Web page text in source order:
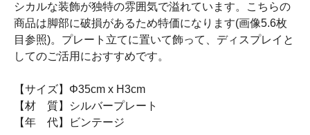
シカルな装飾が独特の雰囲気で溢れています。こちらの
商品は脚部に破損があるため特価になります(画像5.6枚
目参照)。プレート立てに置いて飾って、ディスプレイと
してのご活用におすすめです。
【サイズ】Φ35cm x H3cm
【材 質】シルバープレート
【年 代】ビンテージ